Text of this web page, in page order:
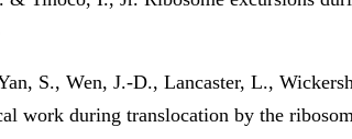
S., Wen, J.-D., Lancaster, L.,
work during translocation by the